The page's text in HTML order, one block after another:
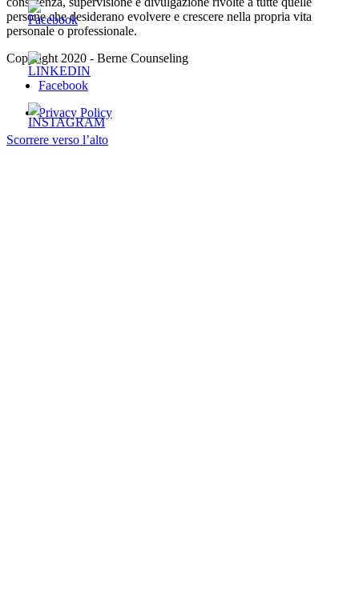
persone che desiderano evolvere e crescere nella propria vita
personale o professionale.
Copyright 2020 - Berne Counseling
Facebook
Privacy Policy
Scorrere verso l’alto